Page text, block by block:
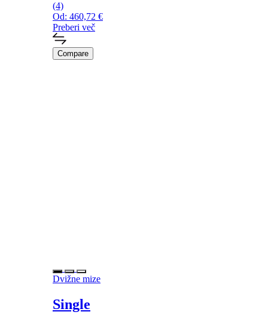
(4)
Od: 460,72 €
Preberi več
Compare
Dvižne mize
Single